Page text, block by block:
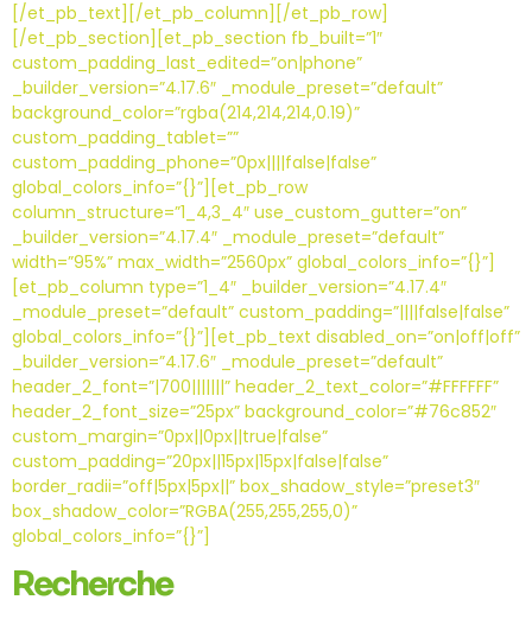
[/et_pb_text][/et_pb_column][/et_pb_row]
[/et_pb_section][et_pb_section fb_built=”1″
custom_padding_last_edited=”on|phone”
_builder_version=”4.17.6″ _module_preset=”default”
background_color=”rgba(214,214,214,0.19)”
custom_padding_tablet=””
custom_padding_phone=”0px||||false|false”
global_colors_info=”{}”][et_pb_row
column_structure=”1_4,3_4″ use_custom_gutter=”on”
_builder_version=”4.17.4″ _module_preset=”default”
width=”95%” max_width=”2560px” global_colors_info=”{}”]
[et_pb_column type=”1_4″ _builder_version=”4.17.4″
_module_preset=”default” custom_padding=”||||false|false”
global_colors_info=”{}”][et_pb_text disabled_on=”on|off|off”
_builder_version=”4.17.6″ _module_preset=”default”
header_2_font=”|700|||||||” header_2_text_color=”#FFFFFF”
header_2_font_size=”25px” background_color=”#76c852″
custom_margin=”0px||0px||true|false”
custom_padding=”20px||15px|15px|false|false”
border_radii=”off|5px|5px||” box_shadow_style=”preset3″
box_shadow_color=”RGBA(255,255,255,0)”
global_colors_info=”{}”]
Recherche